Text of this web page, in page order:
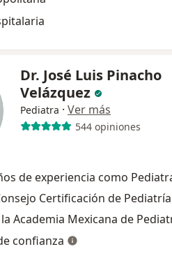
Dr. José Luis Pinacho
Velázquez
Pediatra · Ver más
544 opiniones
de experiencia como
Certificación de Pediatría
Academia Mexicana de
confianza